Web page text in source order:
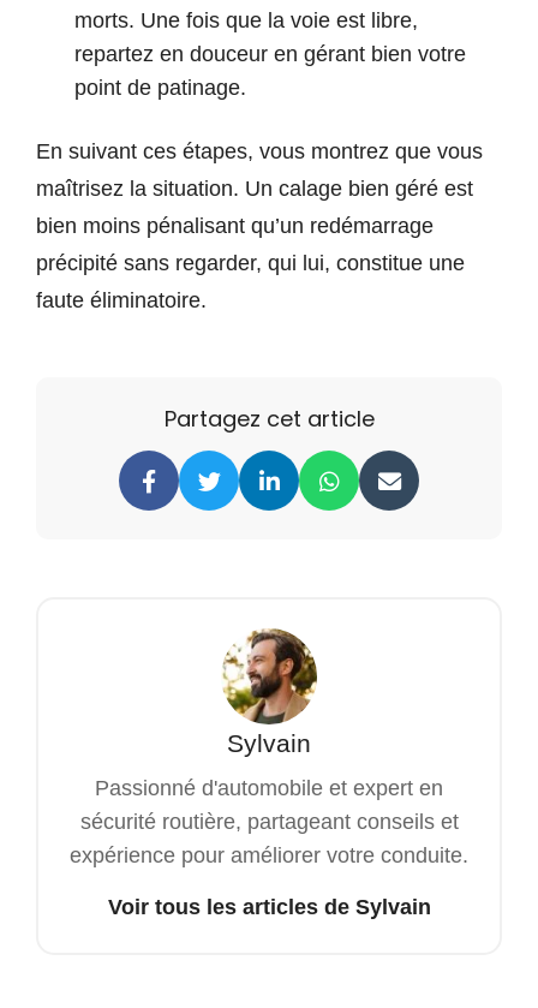
morts. Une fois que la voie est libre,
repartez en douceur en gérant bien votre
point de patinage.
En suivant ces étapes, vous montrez que vous
maîtrisez la situation. Un calage bien géré est
bien moins pénalisant qu’un redémarrage
précipité sans regarder, qui lui, constitue une
faute éliminatoire.
Partagez cet article
Sylvain
Passionné d'automobile et expert en
sécurité routière, partageant conseils et
expérience pour améliorer votre conduite.
Voir tous les articles de Sylvain